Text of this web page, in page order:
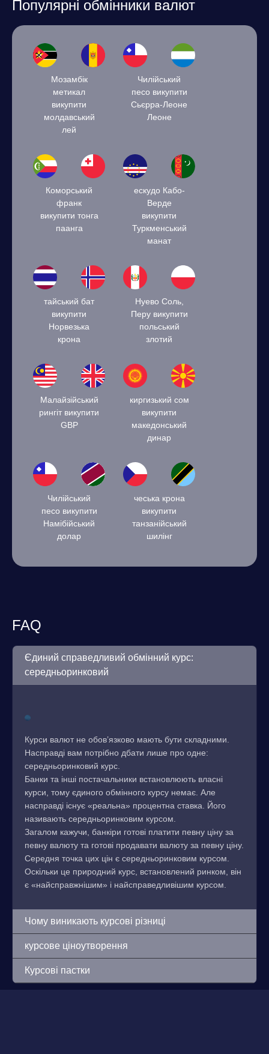
Популярні обмінники валют
Мозамбік
метикал
викупити
молдавський
лей
Чилійський
песо викупити
Сьєрра-Леоне
Леоне
Коморський
франк
викупити тонга
паанга
ескудо Кабо-
Верде
викупити
Туркменський
манат
тайський бат
викупити
Норвезька
крона
Нуево Соль,
Перу викупити
польський
злотий
Малайзійський
рингіт викупити
GBP
киргизький сом
викупити
македонський
динар
Чилійський
песо викупити
Намібійський
долар
чеська крона
викупити
танзанійський
шилінг
FAQ
Єдиний справедливий обмінний курс:
середньоринковий
Курси валют не обов’язково мають бути складними.
Насправді вам потрібно дбати лише про одне:
середньоринковий курс.
Банки та інші постачальники встановлюють власні
курси, тому єдиного обмінного курсу немає. Але
насправді існує «реальна» процентна ставка. Його
називають середньоринковим курсом.
Загалом кажучи, банкіри готові платити певну ціну за
певну валюту та готові продавати валюту за певну ціну.
Середня точка цих цін є середньоринковим курсом.
Оскільки це природний курс, встановлений ринком, він
є «найсправжнішим» і найсправедливішим курсом.
Чому виникають курсові різниці
курсове ціноутворення
Курсові пастки